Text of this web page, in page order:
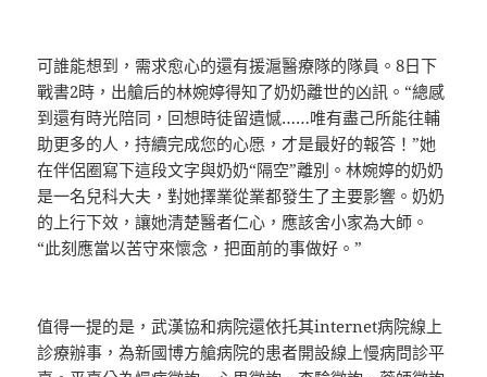
可誰能想到，需求愈心的還有援滬醫療隊的隊員。8日下
戰書2時，出艙后的林婉婷得知了奶奶離世的凶訊。“總感
到還有時光陪同，回想時徒留遺憾……唯有盡己所能往輔
助更多的人，持續完成您的心愿，才是最好的報答！”她
在伴侶圈寫下這段文字與奶奶“隔空”離別。林婉婷的奶奶
是一名兒科大夫，對她擇業從業都發生了主要影響。奶奶
的上行下效，讓她清楚醫者仁心，應該舍小家為大師。
“此刻應當以苦守來懷念，把面前的事做好。”
值得一提的是，武漢協和病院還依托其internet病院線上
診療辦事，為新國博方艙病院的患者開設線上慢病問診平